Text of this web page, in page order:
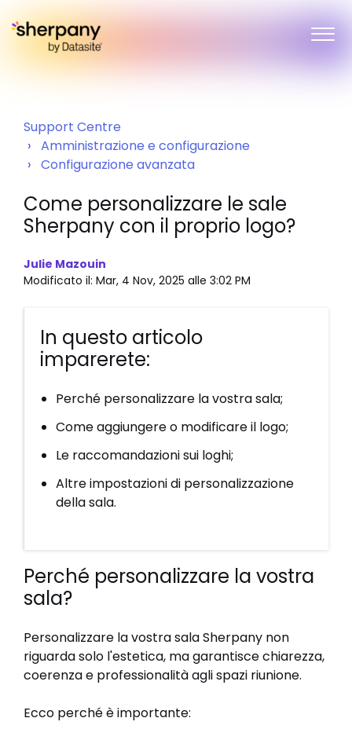
Support Centre
Amministrazione e configurazione
Configurazione avanzata
Come personalizzare le sale
Sherpany con il proprio logo?
Julie Mazouin
Modificato il: Mar, 4 Nov, 2025 alle 3:02 PM
In questo articolo
imparerete:
Perché personalizzare la vostra sala;
Come aggiungere o modificare il logo;
Le raccomandazioni sui loghi;
Altre impostazioni di personalizzazione
della sala.
Perché personalizzare la vostra
sala?
Personalizzare la vostra sala Sherpany non
riguarda solo l'estetica, ma garantisce chiarezza,
coerenza e professionalità agli spazi riunione.
Ecco perché è importante: